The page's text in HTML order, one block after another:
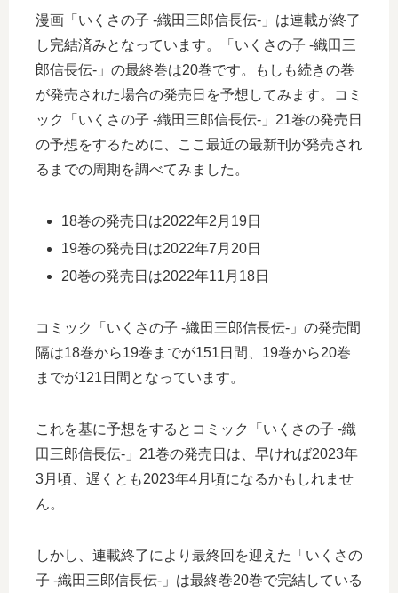
漫画「いくさの子 ‐織田三郎信長伝‐」は連載が終了
し完結済みとなっています。「いくさの子 ‐織田三
郎信長伝‐」の最終巻は20巻です。もしも続きの巻
が発売された場合の発売日を予想してみます。コミ
ック「いくさの子 ‐織田三郎信長伝‐」21巻の発売日
の予想をするために、ここ最近の最新刊が発売され
るまでの周期を調べてみました。
18巻の発売日は2022年2月19日
19巻の発売日は2022年7月20日
20巻の発売日は2022年11月18日
コミック「いくさの子 ‐織田三郎信長伝‐」の発売間
隔は18巻から19巻までが151日間、19巻から20巻
までが121日間となっています。
これを基に予想をするとコミック「いくさの子 ‐織
田三郎信長伝‐」21巻の発売日は、早ければ2023年
3月頃、遅くとも2023年4月頃になるかもしれませ
ん。
しかし、連載終了により最終回を迎えた「いくさの
子 ‐織田三郎信長伝‐」は最終巻20巻で完結している